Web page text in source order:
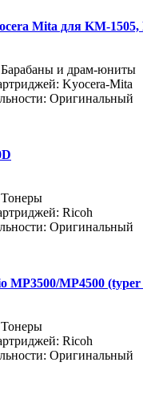
Mita для KM-1505,
и драм-юниты
Kyocera-Mita
Оригинальный
Ricoh
Оригинальный
MP3500/MP4500 (typer
Ricoh
Оригинальный